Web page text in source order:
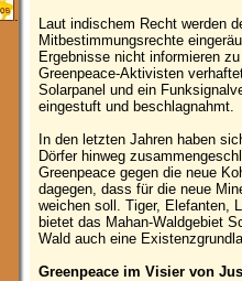
.
Laut indischem Recht werden
Mitbestimmungsrechte
Ergebnisse nicht informieren
Greenpeace-Aktivisten
Solarpanel und ein
eingestuft und beschlagnahmt.
In den letzten Jahren haben
Dörfer hinweg
Greenpeace gegen die neue
dagegen, dass für die neue
weichen soll. Tiger, Elefanten,
bietet das Mahan-Waldgebiet
Wald auch eine
Greenpeace im Visier von